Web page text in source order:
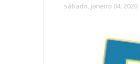
sábado, janeiro 04, 2020